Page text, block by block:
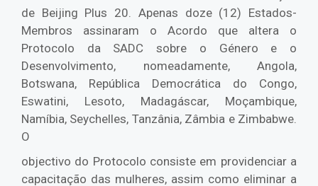
de Beijing Plus 20. Apenas doze (12) Estados-
Membros assinaram o Acordo que altera o
Protocolo da SADC sobre o Género e o
Desenvolvimento, nomeadamente, Angola,
Botswana, República Democrática do Congo,
Eswatini, Lesoto, Madagáscar, Moçambique,
Namíbia, Seychelles, Tanzânia, Zâmbia e Zimbabwe.
O
objectivo do Protocolo consiste em providenciar a
capacitação das mulheres, assim como eliminar a